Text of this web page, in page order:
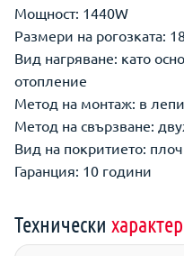
Мощност: 1440W
Размери на рогозката:
Вид нагряване: като
отопление
Метод на монтаж: в
Метод на свързване:
Вид на покритието:
Гаранция: 10 години
Технически